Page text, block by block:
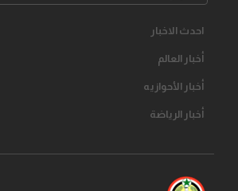
احدث الاخبار
أخبار العالم
أخبار الأحوازیه
أخبار الرياضة